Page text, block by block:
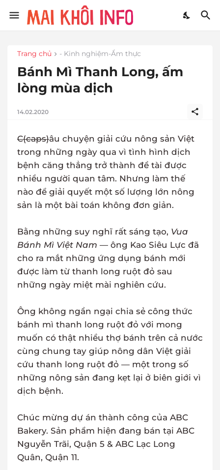
Trang chủ - Kinh nghiệm-Ẩm thực
Bánh Mì Thanh Long, ấm
lòng mùa dịch
14.02.2020
C(caps)âu chuyện giải cứu nông sản Việt
trong những ngày qua vì tình hình dịch
bệnh căng thẳng trở thành đề tài được
nhiều người quan tâm. Nhưng làm thế
nào để giải quyết một số lượng lớn nông
sản là một bài toán không đơn giản.
Bằng những suy nghĩ rất sáng tạo, Vua
Bánh Mì Việt Nam — ông Kao Siêu Lực đã
cho ra mắt những ứng dụng bánh mới
được làm từ thanh long ruột đỏ sau
những ngày miệt mài nghiên cứu.
Ông không ngần ngại chia sẻ công thức
bánh mì thanh long ruột đỏ với mong
muốn có thật nhiều thợ bánh trên cả nước
cùng chung tay giúp nông dân Việt giải
cứu thanh long ruột đỏ — một trong số
những nông sản đang kẹt lại ở biên giới vì
dịch bệnh.
Chúc mừng dự án thành công của ABC
Bakery. Sản phẩm hiện đang bán tại ABC
Nguyễn Trãi, Quận 5 & ABC Lạc Long
Quân, Quận 11.